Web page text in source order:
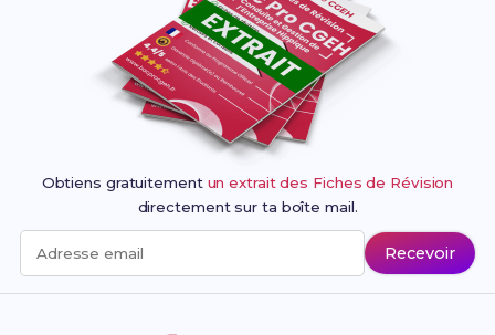
Obtiens gratuitement un extrait des Fiches de Révision
directement sur ta boîte mail.
Adresse email Recevoir